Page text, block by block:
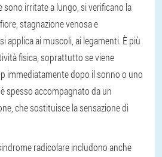
sono irritate a lungo, si verificano la
stagnazione venosa e
applica ai muscoli, ai legamenti. È più
fisica, soprattutto se viene
immediatamente dopo il sonno o uno
spesso accompagnato da un
che sostituisce la sensazione di
radicolare includono anche